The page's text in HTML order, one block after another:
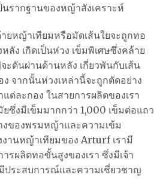
รากฐานของหญ้าสังเคราะห์
ยหญ้าเทียมหรือมัดเส้นใยจะถูกทอ
ลัง เกิดเป็นห่วง เข็มพิเศษซึ่งคล้าย
ะดันผ่านด้านหลัง เกี่ยวพันกับเส้น
ง จากนั้นห่วงเหล่านี้จะถูกตัดอย่าง
ต่ละกอง ในสายการผลิตของเรา
ยซึ่งมีเข็มมากกว่า 1,000 เข็มต่อแถว
ของพรมหญ้าและความเข้ม
านหญ้าเทียมของ Arturf เรามี
รผลิตทอขั้นสูงของเรา ซึ่งมีเจ้า
ประสบการณ์และความเชี่ยวชาญ